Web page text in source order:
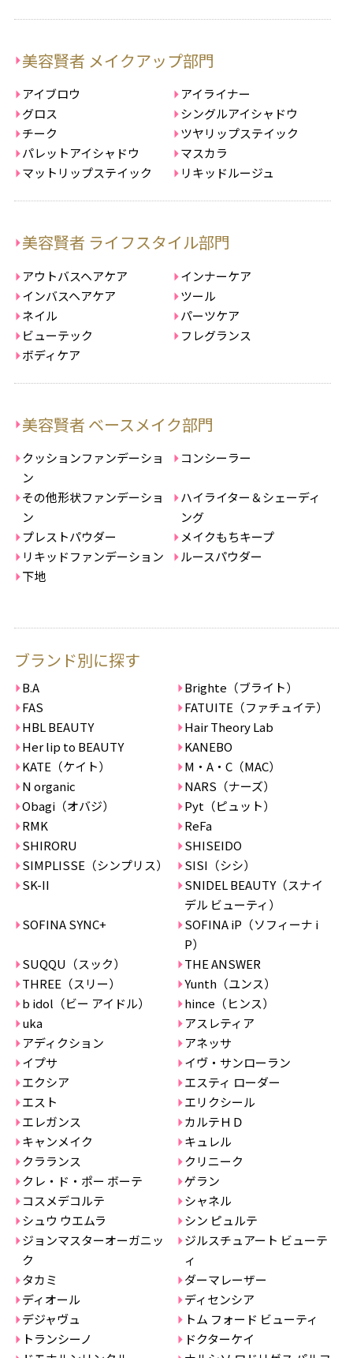
美容賢者 メイクアップ部門
アイブロウ
アイライナー
グロス
シングルアイシャドウ
チーク
ツヤリップステイック
パレットアイシャドウ
マスカラ
マットリップステイック
リキッドルージュ
美容賢者 ライフスタイル部門
アウトバスヘアケア
インナーケア
インバスヘアケア
ツール
ネイル
パーツケア
ビューテック
フレグランス
ボディケア
美容賢者 ベースメイク部門
クッションファンデーショ
ン
コンシーラー
その他形状ファンデーショ
ン
ハイライター＆シェーディ
ング
プレストパウダー
メイクもちキープ
リキッドファンデーション
ルースパウダー
下地
ブランド別に探す
B.A
Brighte（ブライト）
FAS
FATUITE（ファチュイテ）
HBL BEAUTY
Hair Theory Lab
Her lip to BEAUTY
KANEBO
KATE（ケイト）
M・A・C（MAC）
N organic
NARS（ナーズ）
Obagi（オバジ）
Pyt（ピュット）
RMK
ReFa
SHIRORU
SHISEIDO
SIMPLISSE（シンプリス）
SISI（シシ）
SK-II
SNIDEL BEAUTY（スナイ
デル ビューティ）
SOFINA SYNC+
SOFINA iP（ソフィーナ i
P）
SUQQU（スック）
THE ANSWER
THREE（スリー）
Yunth（ユンス）
b idol（ビー アイドル）
hince（ヒンス）
uka
アスレティア
アディクション
アネッサ
イプサ
イヴ・サンローラン
エクシア
エスティ ローダー
エスト
エリクシール
エレガンス
カルテＨＤ
キャンメイク
キュレル
クラランス
クリニーク
クレ・ド・ポー ボーテ
ゲラン
コスメデコルテ
シャネル
シュウ ウエムラ
シン ピュルテ
ジョンマスターオーガニッ
ク
ジルスチュアート ビューテ
ィ
タカミ
ダーマレーザー
ディオール
ディセンシア
デジャヴュ
トム フォード ビューティ
トランシーノ
ドクターケイ